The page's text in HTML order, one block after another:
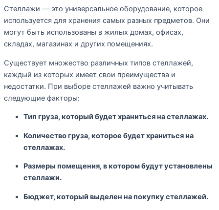
Стеллажи — это универсальное оборудование, которое
используется для хранения самых разных предметов. Они
могут быть использованы в жилых домах, офисах,
складах, магазинах и других помещениях.
Существует множество различных типов стеллажей,
каждый из которых имеет свои преимущества и
недостатки. При выборе стеллажей важно учитывать
следующие факторы:
Тип груза, который будет храниться на стеллажах.
Количество груза, которое будет храниться на
стеллажах.
Размеры помещения, в котором будут установлены
стеллажи.
Бюджет, который выделен на покупку стеллажей.